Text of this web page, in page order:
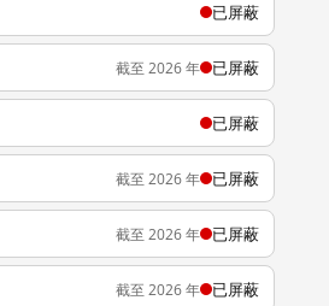
已屏蔽
截至 2026 年 已屏蔽
已屏蔽
截至 2026 年 已屏蔽
截至 2026 年 已屏蔽
截至 2026 年 已屏蔽